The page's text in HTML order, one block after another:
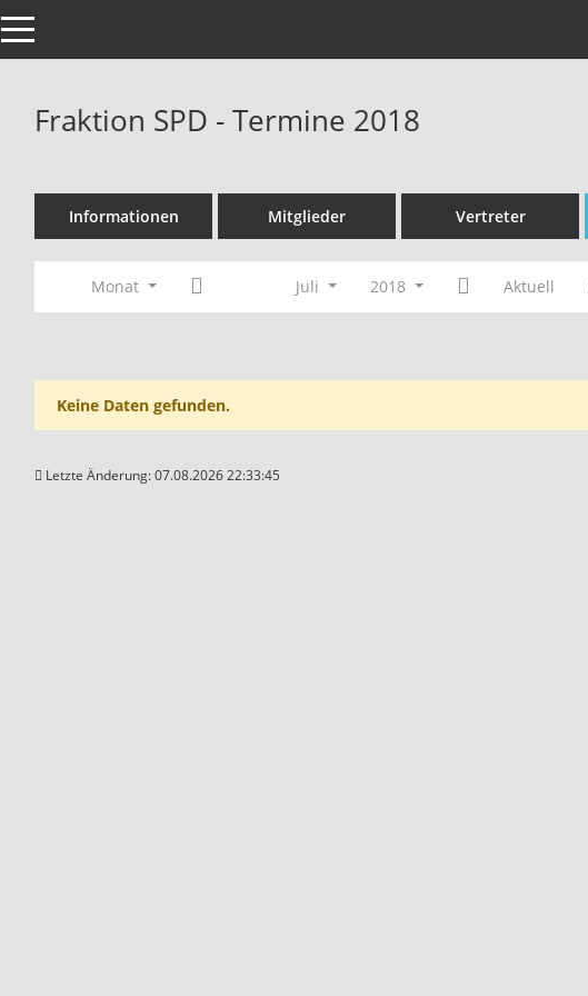
Toggle navigation
Fraktion SPD - Termine 2018
Informationen Mitglieder Vertreter
Monat Juli 2018 Aktuell
Keine Daten gefunden.
Letzte Änderung: 07.08.2026 22:33:45